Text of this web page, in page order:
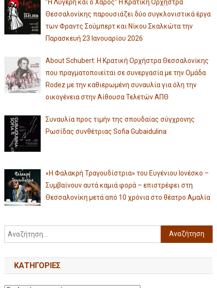
”Η Λυγερή και ο Χάρος” Η Κρατική Ορχήστρα
Θεσσαλονίκης παρουσιάζει δύο συγκλονιστικά έργα
των Φραντς Σούμπερτ και Νίκου Σκαλκώτα την
Παρασκευή 23 Ιανουαρίου 2026
About Schubert: Η Κρατική Ορχήστρα Θεσσαλονίκης
που πραγματοποιείται σε συνεργασία με την Ομάδα
Rodez με την καθιερωμένη συναυλία για όλη την
οικογένεια στην Αίθουσα Τελετών ΑΠΘ
Συναυλία προς τιμήν της σπουδαίας σύγχρονης
Ρωσίδας συνθέτριας Sofia Gubaidulina
«Η Φαλακρή Τραγουδίστρια» του Ευγένιου Ιονέσκο –
Συμβαίνουν αυτά καμιά φορά – επιστρέφει στη
Θεσσαλονίκη μετά από 10 χρόνια στο θέατρο Αμαλία
KΑΤΗΓΟΡΊΕΣ